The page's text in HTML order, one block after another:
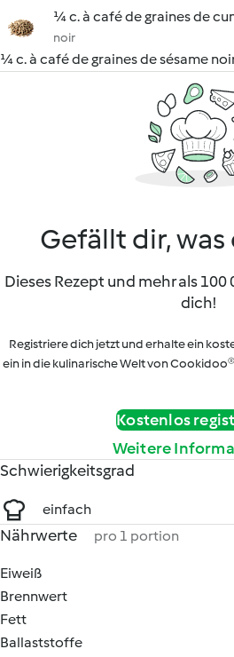
¼ c. à café de graines de
noir
¼ c. à café de graines de sésame
Gefällt dir, was
Dieses Rezept und mehr als
dich!
Registriere dich jetzt und erhalte ein
ein in die kulinarische Welt von
Kostenlos
Weitere
Schwierigkeitsgrad
einfach
Nährwerte pro 1 portion
Eiweiß
Brennwert
Fett
Ballaststoffe